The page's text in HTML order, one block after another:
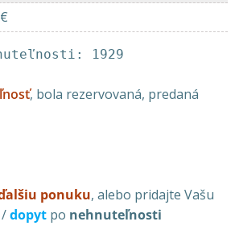
1929
, bola rezervovaná, predaná
ponuku, alebo pridajte Vašu
/dopyt po nehnuteľnosti